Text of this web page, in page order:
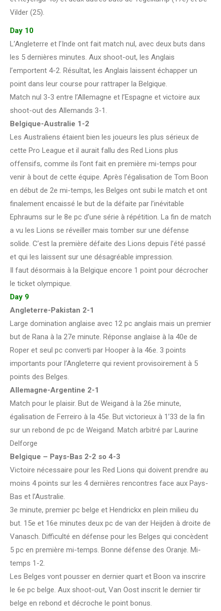
Vilder (25).
Day 10
L’Angleterre et l’Inde ont fait match nul, avec deux buts dans
les 5 dernières minutes. Aux shoot-out, les Anglais
l’emportent 4-2. Résultat, les Anglais laissent échapper un
point dans leur course pour rattraper la Belgique.
Match nul 3-3 entre l’Allemagne et l’Espagne et victoire aux
shoot-out des Allemands 3-1.
Belgique-Australie 1-2
Les Australiens étaient bien les joueurs les plus sérieux de
cette Pro League et il aurait fallu des Red Lions plus
offensifs, comme ils l’ont fait en première mi-temps pour
venir à bout de cette équipe. Après l’égalisation de Tom Boon
en début de 2e mi-temps, les Belges ont subi le match et ont
finalement encaissé le but de la défaite par l’inévitable
Ephraums sur le 8e pc d’une série à répétition. La fin de match
a vu les Lions se réveiller mais tomber sur une défense
solide. C’est la première défaite des Lions depuis l’été passé
et qui les laissent sur une désagréable impression.
Il faut désormais à la Belgique encore 1 point pour décrocher
le ticket olympique.
Day 9
Angleterre-Pakistan 2-1
Large domination anglaise avec 12 pc anglais mais un premier
but de Rana à la 27e minute. Réponse anglaise à la 40e de
Roper et seul pc converti par Hooper à la 46e. 3 points
importants pour l’Angleterre qui revient provisoirement à 5
points des Belges.
Allemagne-Argentine 2-1
Match pour le plaisir. But de Weigand à la 26e minute,
égalisation de Ferreiro à la 45e. But victorieux à 1’33 de la fin
sur un rebond de pc de Weigand. Match arbitré par Laurine
Delforge
Belgique – Pays-Bas 2-2 so 4-3
Victoire nécessaire pour les Red Lions qui doivent prendre au
moins 4 points sur les 4 dernières rencontres face aux Pays-
Bas et l’Australie.
3e minute, premier pc belge et Hendrickx en plein milieu du
but. 15e et 16e minutes deux pc de van der Heijden à droite de
Vanasch. Difficulté en défense pour les Belges qui concèdent
5 pc en première mi-temps. Bonne défense des Oranje. Mi-
temps 1-2.
Les Belges vont pousser en dernier quart et Boon va inscrire
le 6e pc belge. Aux shoot-out, Van Oost inscrit le dernier tir
belge en rebond et décroche le point bonus.